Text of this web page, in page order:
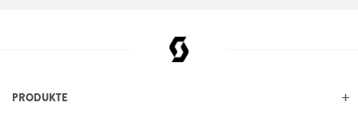
PRODUKTE